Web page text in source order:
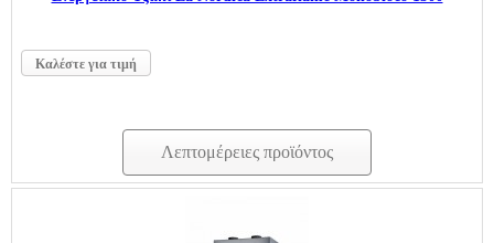
Καλέστε για τιμή
Λεπτομέρειες προϊόντος